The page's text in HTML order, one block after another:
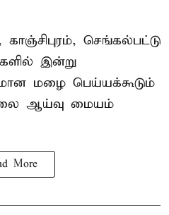
செங்கல்பட்டு
இன்று
மழை பெய்யக்கூடும்
ஆய்வு மையம்
More